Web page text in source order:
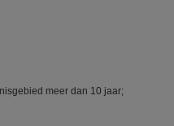
meer dan 10 jaar;